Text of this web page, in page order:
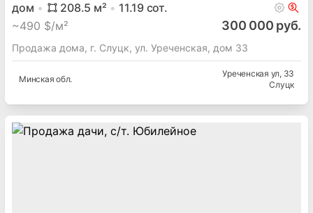
дом 208.5 м² 11.19сот.
~490 $/м² 300 000 руб.
Продажа дома, г. Слуцк, ул. Уреченская, дом 33
Минская обл.
Уреченская ул, 33
Слуцк